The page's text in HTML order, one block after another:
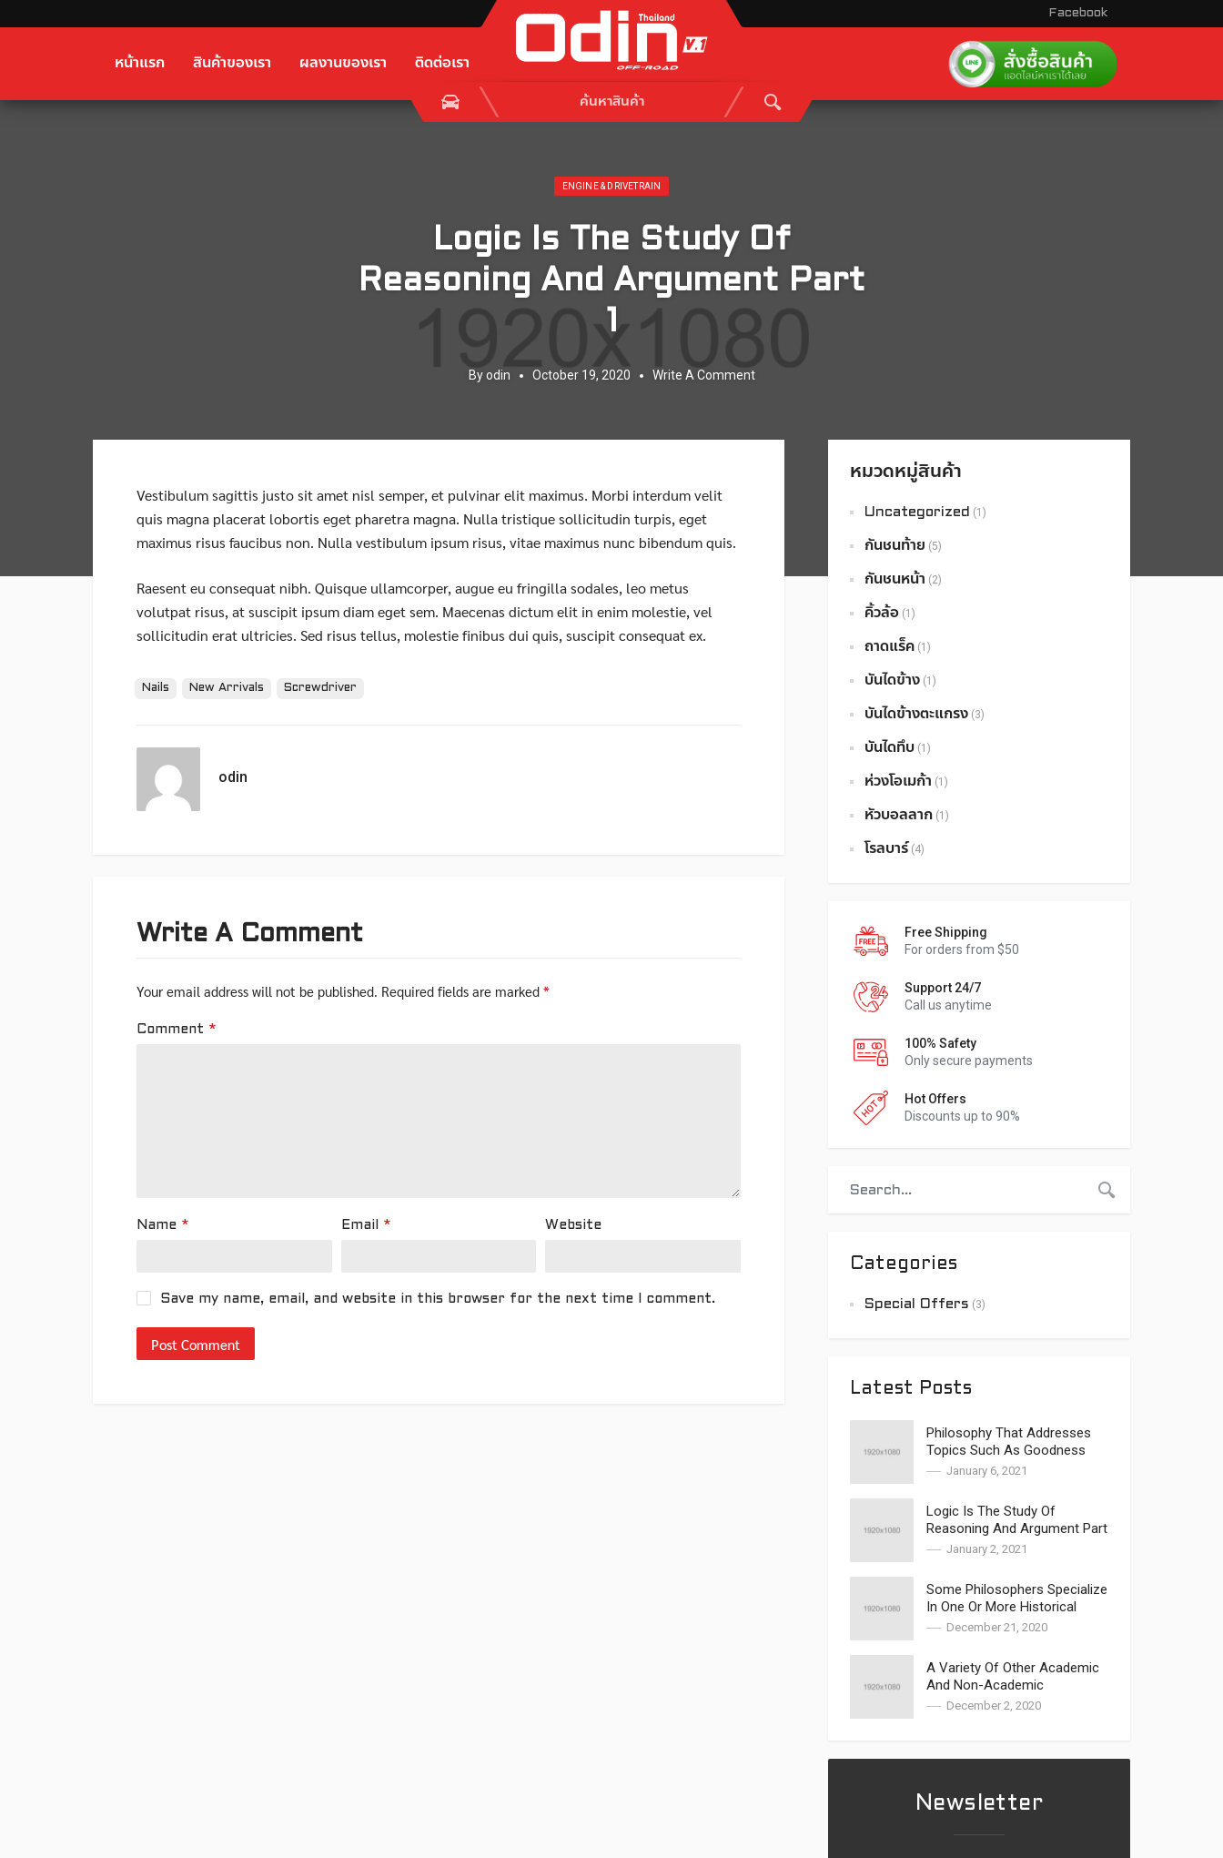
Facebook
หน้าแรก สินค้าของเรา ผลงานของเรา ติดต่อเรา
Posted in:
ENGINE & DRIVETRAIN
Logic Is The Study Of
Reasoning And Argument Part
1
Byodin October 19, 2020 Write A Comment
Vestibulum sagittis justo sit amet nisl semper, et pulvinar elit maximus. Morbi interdum velit
quis magna placerat lobortis eget pharetra magna. Nulla tristique sollicitudin turpis, eget
maximus risus faucibus non. Nulla vestibulum ipsum risus, vitae maximus nunc bibendum quis.
Raesent eu consequat nibh. Quisque ullamcorper, augue eu fringilla sodales, leo metus
volutpat risus, at suscipit ipsum diam eget sem. Maecenas dictum elit in enim molestie, vel
sollicitudin erat ultricies. Sed risus tellus, molestie finibus dui quis, suscipit consequat ex.
Tags:
Nails New Arrivals Screwdriver
odin
Write A Comment
Your email address will not be published. Required fields are marked *
Comment *
Name * Email * Website
Save my name, email, and website in this browser for the next time I comment.
หมวดหมู่สินค้า
Uncategorized (1)
กันชนท้าย (5)
กันชนหน้า (2)
คิ้วล้อ (1)
ถาดแร็ค (1)
บันไดข้าง (1)
บันไดข้างตะแกรง (3)
บันไดทึบ (1)
ห่วงโอเมก้า (1)
หัวบอลลาก (1)
โรลบาร์ (4)
Free Shipping
For orders from $50
Support 24/7
Call us anytime
100% Safety
Only secure payments
Hot Offers
Discounts up to 90%
Categories
Special Offers (3)
Latest Posts
Philosophy That Addresses
Topics Such As Goodness
January 6, 2021
Logic Is The Study Of
Reasoning And Argument Part
2
January 2, 2021
Some Philosophers Specialize
In One Or More Historical
PeriodsDecember 21, 2020
A Variety Of Other Academic
And Non-Academic
Approaches Have Been
December 2, 2020
Newsletter